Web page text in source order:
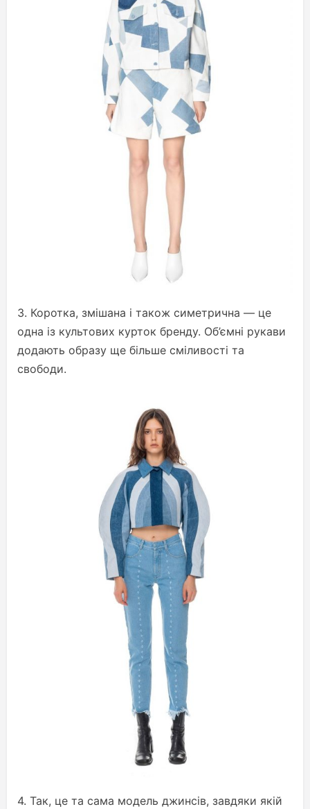
3. Коротка, змішана і також симетрична — це
одна із культових курток бренду. Об’ємні рукави
додають образу ще більше сміливості та
свободи.
4. Так, це та сама модель джинсів, завдяки якій